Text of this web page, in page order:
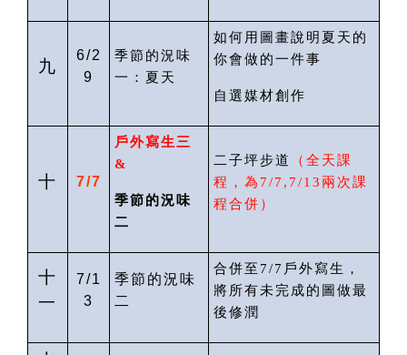
九
6/2
9
季節的況味
一：夏天
如何用圖畫說明夏天的
你會做的一件事
自選媒材創作
十 7/7
戶外寫生三
&
季節的況味
二
二子坪步道 （ 全天課
程 ，為 7/7 ,7/13 兩次課
程合併）
十
一
7/1
3
季節的況味
二
合併至 7/7 戶外寫生，
將所有未完成的圖做最
後修潤